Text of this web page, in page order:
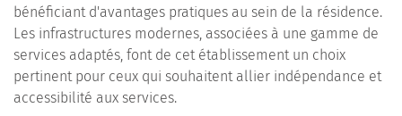
bénéficiant d'avantages pratiques au sein de la résidence.
Les infrastructures modernes, associées à une gamme de
services adaptés, font de cet établissement un choix
pertinent pour ceux qui souhaitent allier indépendance et
accessibilité aux services.